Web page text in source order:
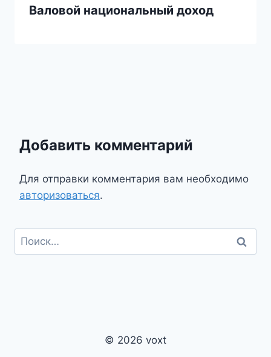
Валовой национальный доход
Добавить комментарий
Для отправки комментария вам необходимо
авторизоваться.
Найти:
© 2026 voxt